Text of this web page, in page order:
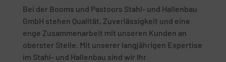
Bei der Booms und Pastoors Stahl- und Hallenbau
GmbH stehen Qualität, Zuverlässigkeit und eine
enge Zusammenarbeit mit unseren Kunden an
oberster Stelle. Mit unserer langjährigen Expertise
im Stahl- und Hallenbau sind wir Ihr